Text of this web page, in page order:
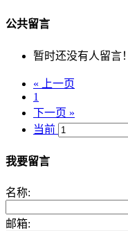
公共留言
暂时还没有人留言！
« 上一页
1
下一页 »
当前
我要留言
名称:
邮箱: